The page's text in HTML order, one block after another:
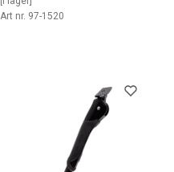
Art nr. 97-1520